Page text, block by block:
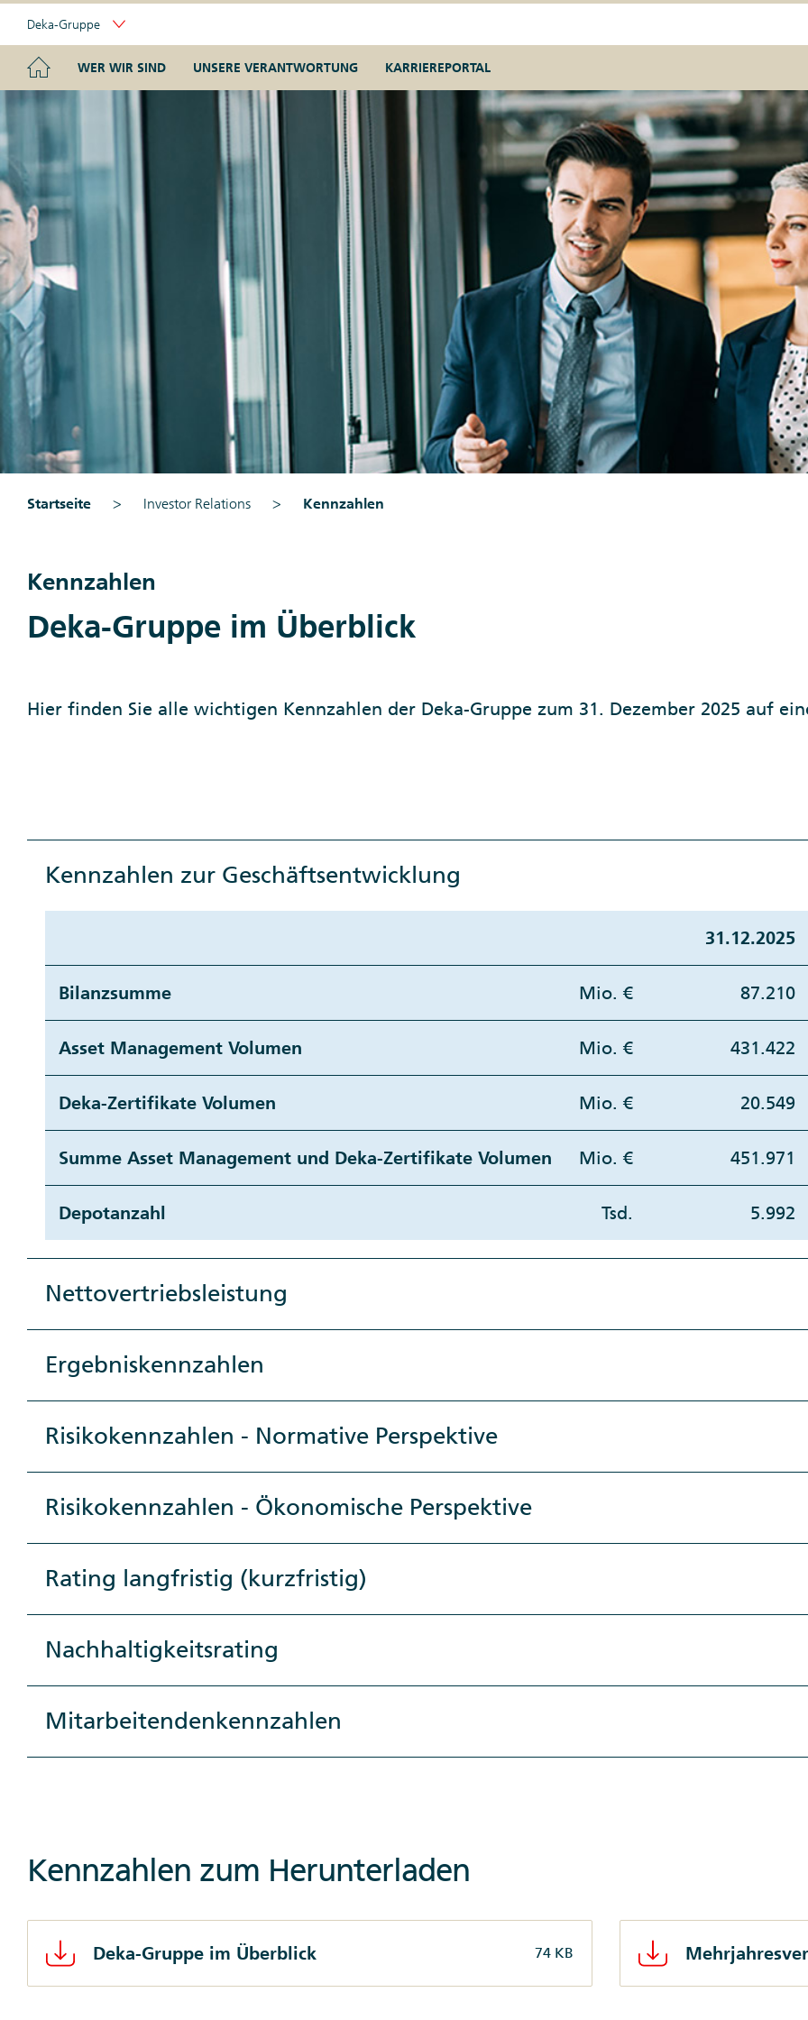
Skip
Portal
Navigation
Deka-Gruppe
HOME
WER WIR SIND UNSERE VERANTWORTUNG KARRIEREPORTAL
Startseite Investor Relations Kennzahlen
Kennzahlen
Deka-Gruppe im Überblick
Hier finden Sie alle wichtigen Kennzahlen der Deka-Gruppe zum 31. Dezember 2025 auf
Kennzahlen zur Geschäftsentwicklung
31.12.2025
Bilanzsumme Mio. € 87.210
Asset Management Volumen Mio. € 431.422
Deka-Zertifikate Volumen Mio. € 20.549
Summe Asset Management und Deka-Zertifikate Volumen Mio. € 451.971
Depotanzahl Tsd. 5.992
Nettovertriebsleistung
Ergebniskennzahlen
Risikokennzahlen - Normative Perspektive
Risikokennzahlen - Ökonomische Perspektive
Rating langfristig (kurzfristig)
Nachhaltigkeitsrating
Mitarbeitendenkennzahlen
Kennzahlen zum Herunterladen
Deka-Gruppe im Überblick 74 KB